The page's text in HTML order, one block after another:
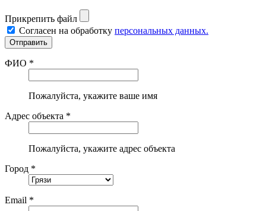
Прикрепить файл
Согласен на обработку персональных данных.
ФИО *
Пожалуйста, укажите ваше имя
Адрес объекта *
Пожалуйста, укажите адрес объекта
Город *
Email *